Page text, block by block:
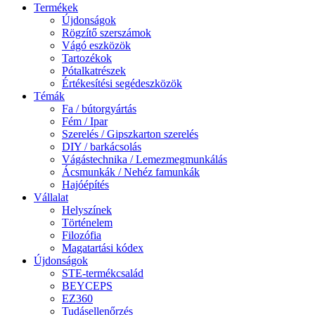
Termékek
Újdonságok
Rögzítő szerszámok
Vágó eszközök
Tartozékok
Pótalkatrészek
Értékesítési segédeszközök
Témák
Fa / bútorgyártás
Fém / Ipar
Szerelés / Gipszkarton szerelés
DIY / barkácsolás
Vágástechnika / Lemezmegmunkálás
Ácsmunkák / Nehéz famunkák
Hajóépítés
Vállalat
Helyszínek
Történelem
Filozófia
Magatartási kódex
Újdonságok
STE-termékcsalád
BEYCEPS
EZ360
Tudásellenőrzés